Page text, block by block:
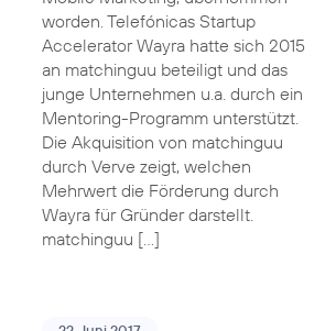
worden. Telefónicas Startup
Accelerator Wayra hatte sich 2015
an matchinguu beteiligt und das
junge Unternehmen u.a. durch ein
Mentoring-Programm unterstützt.
Die Akquisition von matchinguu
durch Verve zeigt, welchen
Mehrwert die Förderung durch
Wayra für Gründer darstellt.
matchinguu […]